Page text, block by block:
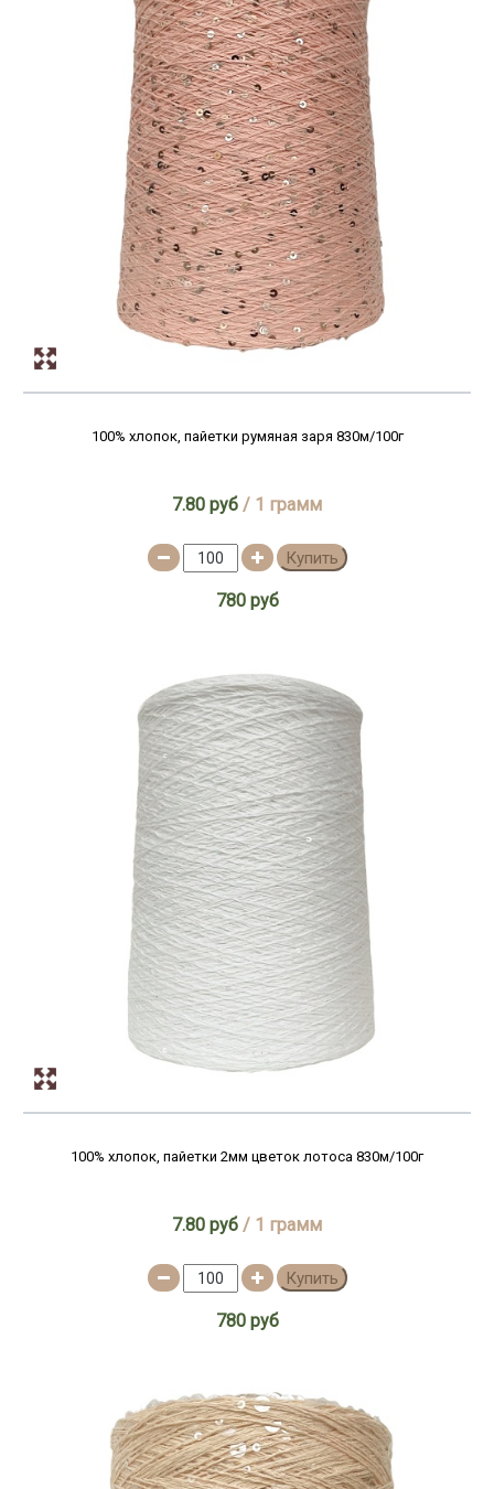
100% хлопок, пайетки румяная заря 830м/100г
7.80 руб / 1 грамм
Купить
780 руб
100% хлопок, пайетки 2мм цветок лотоса 830м/100г
7.80 руб / 1 грамм
Купить
780 руб